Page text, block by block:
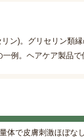
ン)。グリセリン類
例。ヘアケア製品
体で皮膚刺激ほぼな